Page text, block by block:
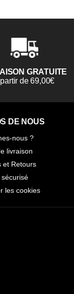
GRATUITE
de 69,00€
DE NOUS
nous ?
livraison
et Retours
les cookies